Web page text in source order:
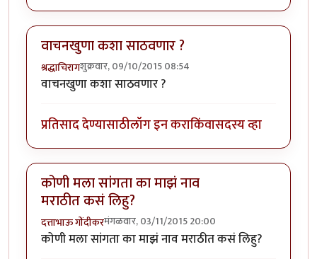
वाचनखुणा कशा साठवणार ?
श्रद्धाचिरागशुक्रवार, 09/10/2015 08:54
वाचनखुणा कशा साठवणार ?
प्रतिसाद देण्यासाठीलॉग इन कराकिंवासदस्य व्हा
कोणी मला सांगता का माझं नाव
मराठीत कसं लिहु?
दत्ताभाऊ गोंदीकरमंगळवार, 03/11/2015 20:00
कोणी मला सांगता का माझं नाव मराठीत कसं लिहु?